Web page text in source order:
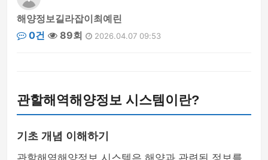
해양정보길라잡이최예린
0건
89회 2026.04.07 09:53
관할해역해양정보 시스템이란?
기초 개념 이해하기
관할해역해양정보 시스템은 해양과 관련된 정보를